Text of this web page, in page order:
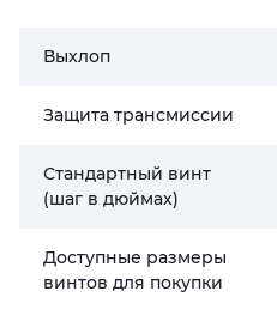
Выхлоп
Защита трансмиссии
Стандартный винт
(шаг в дюймах)
Доступные размеры
винтов для покупки